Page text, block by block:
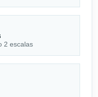
2 escalas